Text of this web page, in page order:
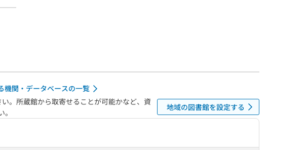
機関・データベースの一覧
。所蔵館から取寄せることが可能かなど、資
地域の図書館を設定する